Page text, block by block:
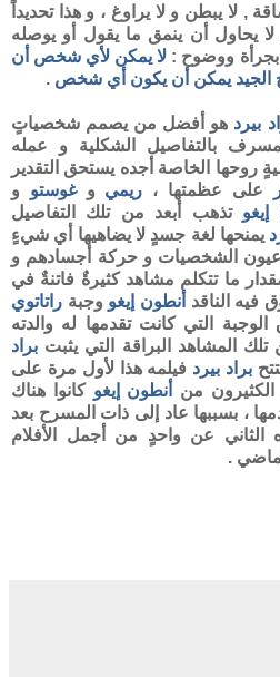
, لا يبطن و لا يراوغ ، و هذا تحديداً
لا يحاول أن ينمق ما يقول أو يوصله
ووضوح : لا يمكن لأي شخص أن
الجيد يمكن أن يكون أي شخص .
بيرد هو أفضل من يصمم شخصياتٍ
بالتفاصيل الشكلية و عمله
الخاصة أجده يستحق التقدير
على عظمتها ، ريمي وغوستو و
إيغو تذهب أبعد من تلك التفاصيل
يمنحها لغة جسدٍ لا يضاهيها أي شيءٍ
الشخصيات و حركة أجسادهم و
ما تتكلم مشاهد كثيرةٌ فاتنةٌ في
فيه الناقد أنطون إيغو وجبة راتاتوي
التي كانت تقدمها له والدته
المشاهد البراقة التي يثبت براد
براد بيرد فيلمه هذا لأول مرة على
الكثيرون من أنطون إيغو كانوا هناك
، بسببها عاد إلى ذات المسرح بعد
الثاني عن واحدٍ من أجمل الأفلام
.